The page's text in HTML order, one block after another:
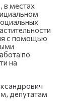
в местах
с помощью
по
на
депутатам